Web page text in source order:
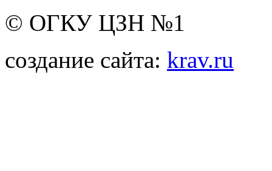
© ОГКУ ЦЗН №1
создание сайта: krav.ru